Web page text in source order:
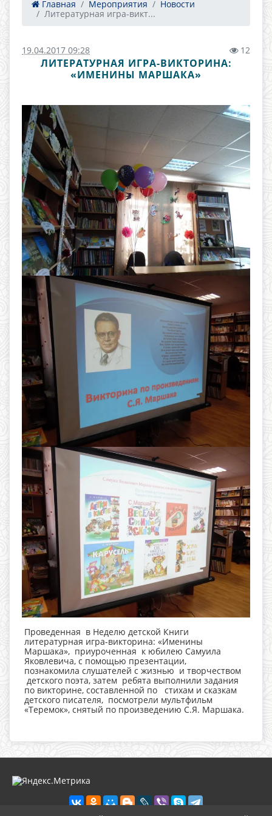
Главная Мероприятия
Новости
Литературная игра-викт...
19.04.2017 09:28 12
ЛИТЕРАТУРНАЯ ИГРА-ВИКТОРИНА:
«ИМЕНИНЫ МАРШАКА»
Проведенная в Неделю детской Книги
литературная игра-викторина: «Именины
Маршака», приуроченная к юбилею Самуила
Яковлевича, с помощью презентации,
познакомила слушателей с жизнью и творчеством
детского поэта, затем ребята выполнили задания
по викторине, составленной по стихам и сказкам
детского писателя, посмотрели мультфильм
«Теремок», снятый по произведению С.Я. Маршака.